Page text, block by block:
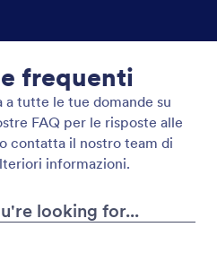
frequenti
a tutte le tue domande su
FAQ per le risposte alle
contatta il nostro team di
informazioni.